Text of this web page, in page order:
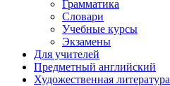
Грамматика
Словари
Учебные курсы
Экзамены
Для учителей
Предметный английский
Художественная литература